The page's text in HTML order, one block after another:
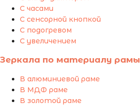
С часами
С сенсорной кнопкой
С подогревом
С увеличением
Зеркала по материалу рамы
В алюминиевой раме
В МДФ раме
В золотой раме